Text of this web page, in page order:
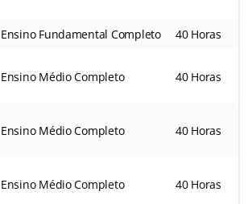
Ensino Fundamental Completo 40 Horas
Ensino Médio Completo 40 Horas
Ensino Médio Completo 40 Horas
Ensino Médio Completo 40 Horas